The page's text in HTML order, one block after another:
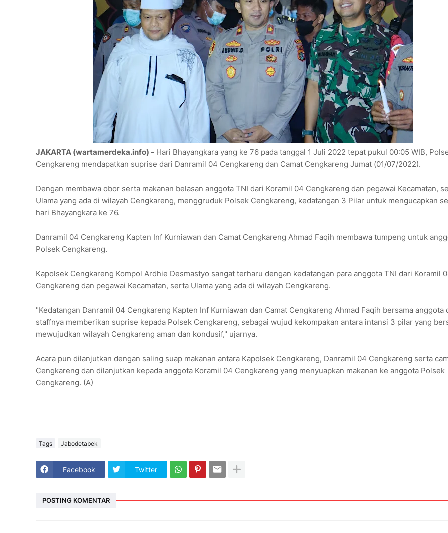
JAKARTA (wartamerdeka.info) - Hari Bhayangkara yang ke 76 pada tanggal 1 Juli 2022 tepat pukul 00:05 WIB,
Cengkareng mendapatkan suprise dari Danramil 04 Cengkareng dan Camat Cengkareng Jumat (01/07/2022).
Dengan membawa obor serta makanan belasan anggota TNI dari Koramil 04 Cengkareng dan pegawai Kecamatan,
Ulama yang ada di wilayah Cengkareng, menggruduk Polsek Cengkareng, kedatangan 3 Pilar untuk mengucapkan
hari Bhayangkara ke 76.
Danramil 04 Cengkareng Kapten Inf Kurniawan dan Camat Cengkareng Ahmad Faqih membawa tumpeng untuk
Polsek Cengkareng.
Kapolsek Cengkareng Kompol Ardhie Desmastyo sangat terharu dengan kedatangan para anggota TNI dari Koramil
Cengkareng dan pegawai Kecamatan, serta Ulama yang ada di wilayah Cengkareng.
"Kedatangan Danramil 04 Cengkareng Kapten Inf Kurniawan dan Camat Cengkareng Ahmad Faqih bersama anggota
staffnya memberikan suprise kepada Polsek Cengkareng, sebagai wujud kekompakan antara intansi 3 pilar yang
mewujudkan wilayah Cengkareng aman dan kondusif," ujarnya.
Acara pun dilanjutkan dengan saling suap makanan antara Kapolsek Cengkareng, Danramil 04 Cengkareng serta
Cengkareng dan dilanjutkan kepada anggota Koramil 04 Cengkareng yang menyuapkan makanan ke anggota Polsek
Cengkareng. (A)
Tags Jabodetabek
Facebook Twitter
POSTING KOMENTAR